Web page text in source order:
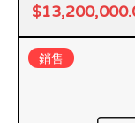
價格
銷售